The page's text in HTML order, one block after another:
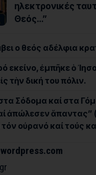
ηλεκτρονικές
Θεός…”
ο θεός αδέλφια
εκείνο, ἐμπῆκε ὁ
τὴν δική του πόλιν.
Σόδομα καί στα
ἀπώλεσεν ἅπαντας”
τόν οὐρανό καί τούς